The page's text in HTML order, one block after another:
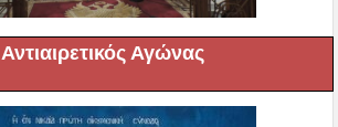
Αντιαιρετικός Αγώνας